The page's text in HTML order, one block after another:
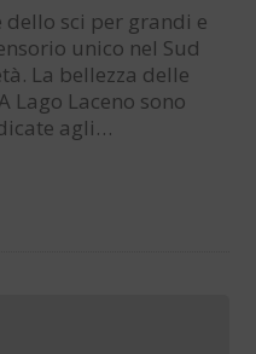
dello sci per grandi e
unico nel Sud
La bellezza delle
Lago Laceno sono
agli…